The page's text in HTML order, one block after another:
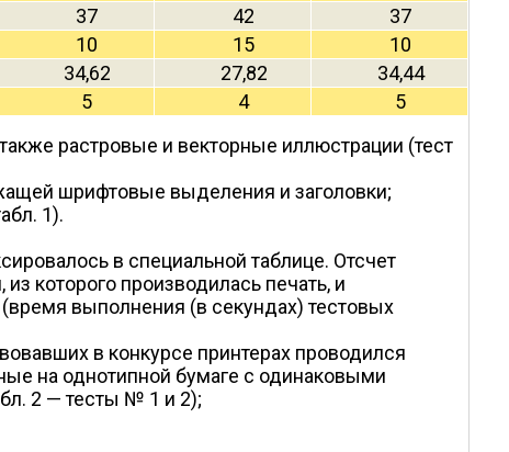
37 42
37
10 15
10
34,62 27,82
34,44
5 4
5
растровые и векторные иллюстрации (тест
шрифтовые выделения и заголовки;
1).
в специальной таблице. Отсчет
которого производилась печать, и
выполнения (в секундах) тестовых
в конкурсе принтерах проводился
на однотипной бумаге с одинаковыми
2 — тесты № 1 и 2);